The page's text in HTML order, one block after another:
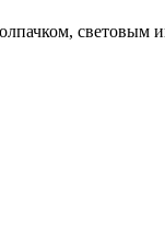
световым